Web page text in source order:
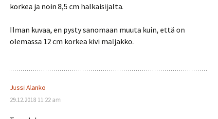
korkea ja noin 8,5 cm halkaisijalta.
Ilman kuvaa, en pysty sanomaan muuta kuin, että on
olemassa 12 cm korkea kivi maljakko.
Jussi Alanko
29.12.2018 11:22 am